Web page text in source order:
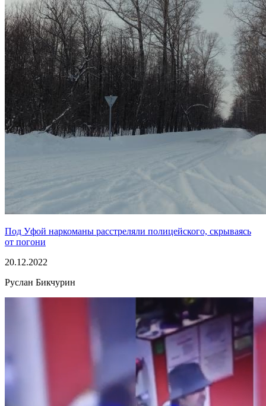
Под Уфой наркоманы расстреляли полицейского, скрываясь
от погони
20.12.2022
Руслан Бикчурин